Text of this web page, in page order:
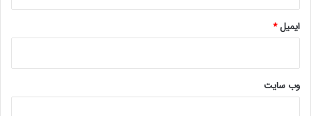
ایمیل*
وب‌ سایت